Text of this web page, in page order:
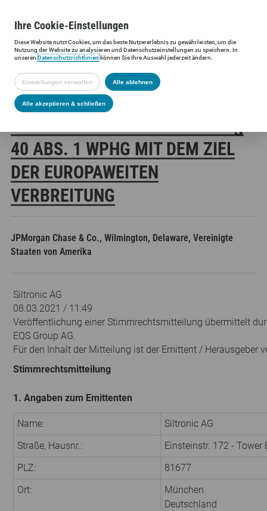
Siltronic AG Investoren Finanzmeldungen
SILTRONIC AG:
0 ABS. 1 WPHG MIT DEM ZIEL D
ER EUROPAWEITEN V
ERBREITUNG
JPMorgan Chase & Co., Wilmington, Delaware, Vereinigte
Staaten von Amerika
Siltronic AG
08.03.2021 / 11:49
Veröffentlichung einer Stimmrechtsmitteilung übermittelt
EQS Group AG.
Für den Inhalt der Mitteilung ist der Emittent / Herausgeber
Stimmrechtsmitteilung
1. Angaben zum Emittenten
Name:
Siltronic AG
Straße, Hausnr.:
Einsteinstr. 172 - Tower
PLZ:
81677
Ort:
München
Deutschland
IhreCookie-Einstellungen
DieseWebsitenutzt Cookies, um das beste Nutzererlebnis zu gewährleisten, um die
Nutzung derWebsitezu analysieren und Datenschutzeinstellungen zu speichern. In
unserenDatenschutzrichtlinienkönnen Sie Ihre Auswahl jederzeit ändern.
Einstellungen verwalten Alle ablehnen
Alle akzeptieren & schließen